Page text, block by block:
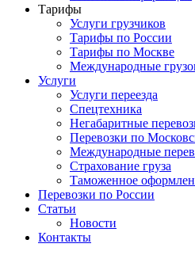
Тарифы
Услуги грузчиков
Тарифы по России
Тарифы по Москве
Международные
Услуги
Услуги переезда
Спецтехника
Негабаритные
Перевозки по
Международные
Страхование груза
Таможенное
Перевозки по России
Статьи
Новости
Контакты